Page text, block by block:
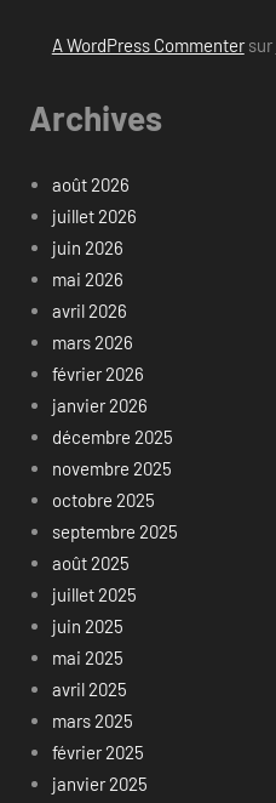
A WordPress Commentersur
Archives
août 2026
juillet 2026
juin 2026
mai 2026
avril 2026
mars 2026
février 2026
janvier 2026
décembre 2025
novembre 2025
octobre 2025
septembre 2025
août 2025
juillet 2025
juin 2025
mai 2025
avril 2025
mars 2025
février 2025
janvier 2025